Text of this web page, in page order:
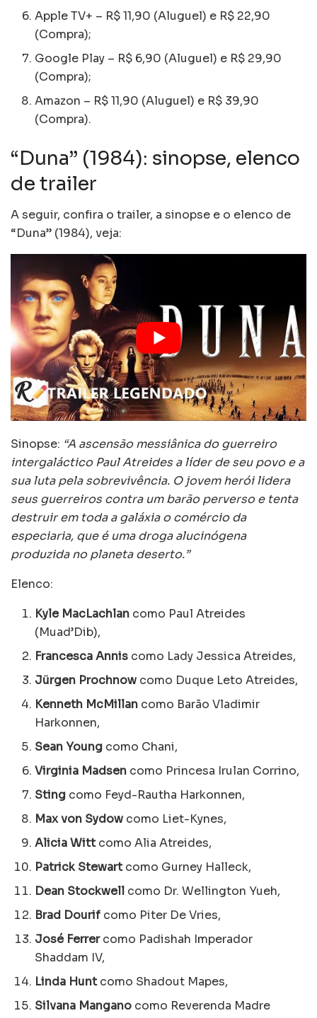
Apple TV+ – R$ 11,90 (Aluguel) e R$ 22,90
(Compra);
Google Play – R$ 6,90 (Aluguel) e R$ 29,90
(Compra);
Amazon – R$ 11,90 (Aluguel) e R$ 39,90
(Compra).
“Duna” (1984): sinopse, elenco
de trailer
A seguir, confira o trailer, a sinopse e o elenco de
“Duna” (1984), veja:
Sinopse: “A ascensão messiânica do guerreiro
intergaláctico Paul Atreides a líder de seu povo e a
sua luta pela sobrevivência. O jovem herói lidera
seus guerreiros contra um barão perverso e tenta
destruir em toda a galáxia o comércio da
especiaria, que é uma droga alucinógena
produzida no planeta deserto.”
Elenco:
Kyle MacLachlan como Paul Atreides
(Muad’Dib),
Francesca Annis como Lady Jessica Atreides,
Jürgen Prochnow como Duque Leto Atreides,
Kenneth McMillan como Barão Vladimir
Harkonnen,
Sean Young como Chani,
Virginia Madsen como Princesa Irulan Corrino,
Sting como Feyd-Rautha Harkonnen,
Max von Sydow como Liet-Kynes,
Alicia Wittcomo Alia Atreides,
Patrick Stewartcomo Gurney Halleck,
Dean Stockwell como Dr. Wellington Yueh,
Brad Dourif como Piter De Vries,
José Ferrercomo Padishah Imperador
Shaddam IV,
Linda Huntcomo Shadout Mapes,
Silvana Mangano como Reverenda Madre